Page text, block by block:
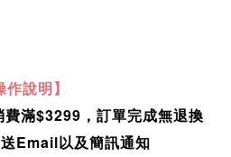
說明】
滿$3299，訂單完成無退換
Email以及簡訊通知